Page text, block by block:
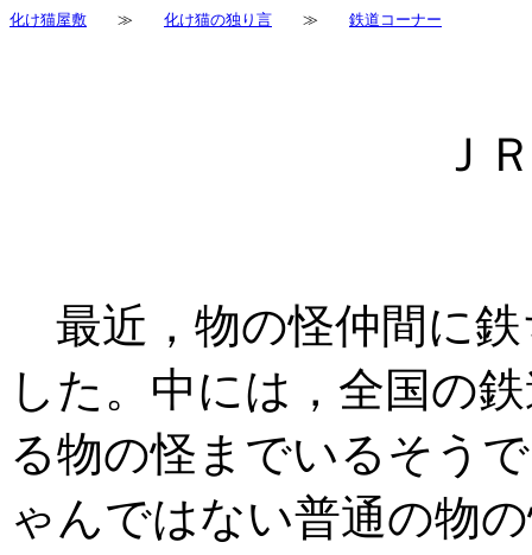
化け猫屋敷 ≫ 化け猫の独り言 ≫ 鉄道コーナー
Ｊ
最近，物の怪仲間に
した。中には，全国の
る物の怪までいるそう
ゃんではない普通の物